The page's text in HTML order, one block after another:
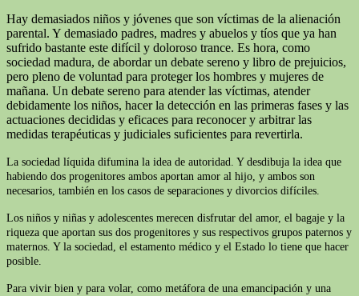
Hay demasiados niños y jóvenes que son víctimas de la alienación
parental. Y demasiado padres, madres y abuelos y tíos que ya han
sufrido bastante este difícil y doloroso trance. Es hora, como
sociedad madura, de abordar un debate sereno y libro de prejuicios,
pero pleno de voluntad para proteger los hombres y mujeres de
mañana. Un debate sereno para atender las víctimas, atender
debidamente los niños, hacer la detección en las primeras fases y las
actuaciones decididas y eficaces para reconocer y arbitrar las
medidas terapéuticas y judiciales suficientes para revertirla.
La sociedad líquida difumina la idea de autoridad. Y desdibuja la idea que
habiendo dos progenitores ambos aportan amor al hijo, y ambos son
necesarios, también en los casos de separaciones y divorcios difíciles.
Los niños y niñas y adolescentes merecen disfrutar del amor, el bagaje y la
riqueza que aportan sus dos progenitores y sus respectivos grupos paternos y
maternos. Y la sociedad, el estamento médico y el Estado lo tiene que hacer
posible.
Para vivir bien y para volar, como metáfora de una emancipación y una